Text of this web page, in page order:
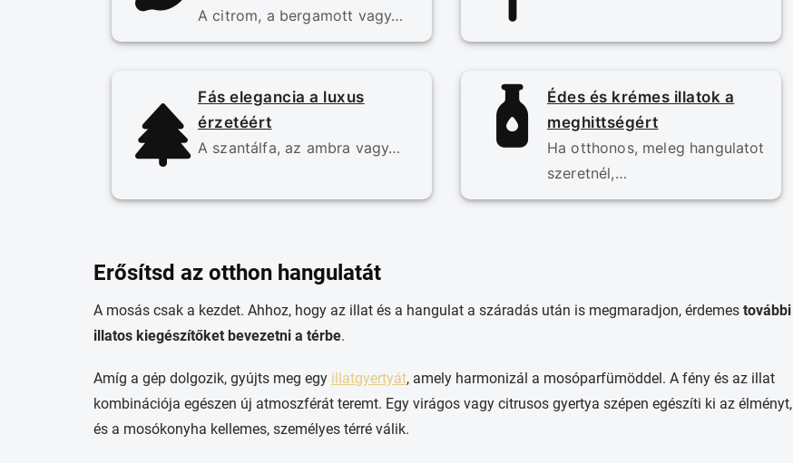
A citrom, a bergamott vagy…
Fás elegancia a luxus
érzetéért
A szantálfa, az ambra vagy…
Édes és krémes illatok a
meghittségért
Ha otthonos, meleg hangulatot
szeretnél,…
Erősítsd az otthon hangulatát
A mosás csak a kezdet. Ahhoz, hogy az illat és a hangulat a száradás után is megmaradjon, érdemes további
illatos kiegészítőket bevezetni a térbe.
Amíg a gép dolgozik, gyújts meg egy illatgyertyát, amely harmonizál a mosóparfümöddel. A fény és az illat
kombinációja egészen új atmoszférát teremt. Egy virágos vagy citrusos gyertya szépen egészíti ki az élményt,
és a mosókonyha kellemes, személyes térré válik.